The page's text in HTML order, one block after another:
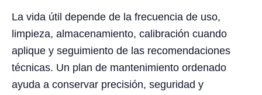
La vida útil depende de la frecuencia de uso,
limpieza, almacenamiento, calibración cuando
aplique y seguimiento de las recomendaciones
técnicas. Un plan de mantenimiento ordenado
ayuda a conservar precisión, seguridad y